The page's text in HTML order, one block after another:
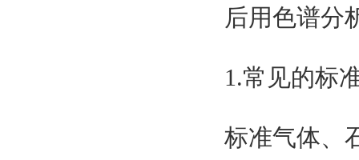
后用色谱分
1.常见的标
标准气体、